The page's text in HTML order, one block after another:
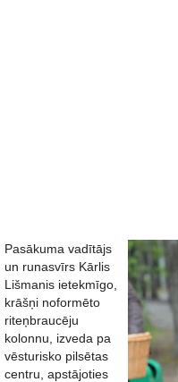
Pasākuma vadītājs
un runasvīrs Kārlis
Lišmanis ietekmīgo,
krāšņi noformēto
riteņbraucēju
kolonnu, izveda pa
vēsturisko pilsētas
centru, apstājoties